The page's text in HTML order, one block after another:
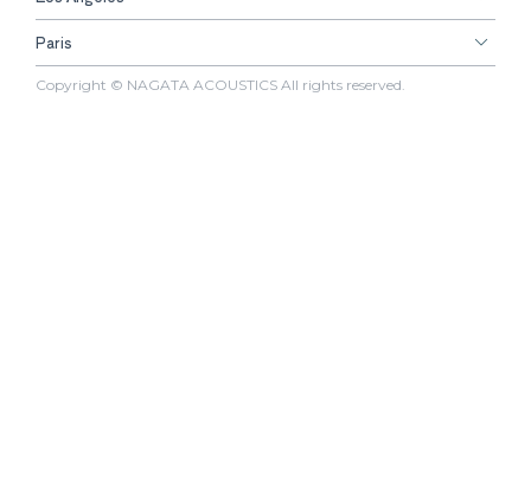
Paris
Copyright © NAGATA ACOUSTICS All rights reserved.